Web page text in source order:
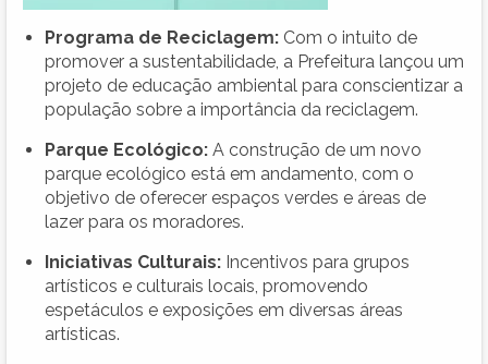
Programa de Reciclagem: Com o intuito de
promover a sustentabilidade, a Prefeitura lançou um
projeto de educação ambiental para conscientizar a
população sobre a importância da reciclagem.
Parque Ecológico: A construção de um novo
parque ecológico está em andamento, com o
objetivo de oferecer espaços verdes e áreas de
lazer para os moradores.
Iniciativas Culturais: Incentivos para grupos
artísticos e culturais locais, promovendo
espetáculos e exposições em diversas áreas
artísticas.